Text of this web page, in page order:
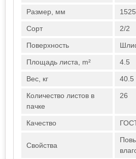
Размер, мм
Сорт 2/2
Поверхность
Площадь листа, m² 4.5
Вес, кг 40.5
Количество листов в
пачке
26
Качество
Свойства